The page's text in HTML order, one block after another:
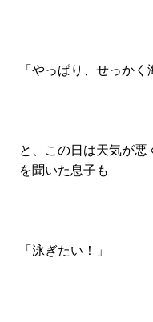
「やっぱり、せっか
と、この日は天気が
を聞いた息子も
「泳ぎたい！」